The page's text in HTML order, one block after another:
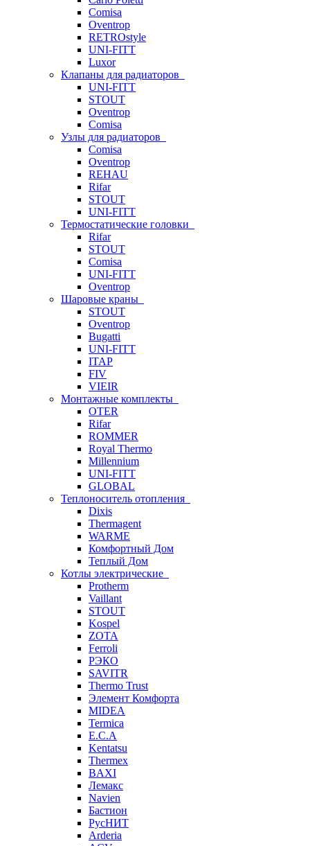
Comisa
Oventrop
RETROstyle
UNI-FITT
Luxor
Клапаны для радиаторов
UNI-FITT
STOUT
Oventrop
Comisa
Узлы для радиаторов
Comisa
Oventrop
REHAU
Rifar
STOUT
UNI-FITT
Термостатические головки
Rifar
STOUT
Comisa
UNI-FITT
Oventrop
Шаровые краны
STOUT
Oventrop
Bugatti
UNI-FITT
ITAP
FIV
VIEIR
Монтажные комплекты
OTER
Rifar
ROMMER
Royal Thermo
Millennium
UNI-FITT
GLOBAL
Теплоноситель отопления
Dixis
Thermagent
WARME
Комфортный Дом
Теплый Дом
Котлы электрические
Protherm
Vaillant
STOUT
Kospel
ZOTA
Ferroli
РЭКО
SAVITR
Thermo Trust
Элемент Комфорта
MIDEA
Termica
E.C.A
Kentatsu
Thermex
BAXI
Лемакс
Navien
Бастион
РусНИТ
Arderia